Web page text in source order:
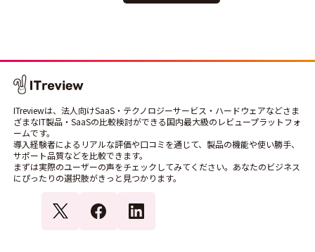
ITreviewは、法人向けSaaS・テクノロジーサービス・ハードウェアなどさま
ざまなIT製品・SaaSの比較検討ができる国内最大級のレビュープラットフォ
ームです。
導入経験者によるリアルな評価や口コミを通じて、製品の機能や使い勝手、
サポート品質などを比較できます。
まずは実際のユーザーの声をチェックしてみてください。あなたのビジネス
にぴったりの選択肢がきっと見つかります。